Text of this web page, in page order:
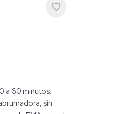
a 60 minutos.
sin